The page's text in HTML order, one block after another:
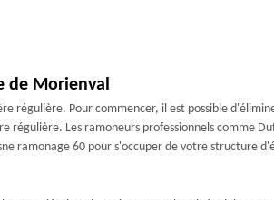
de Morienval
Pour commencer, il est possible
Les ramoneurs professionnels comme
ramonage 60 pour s'occuper de votre structure